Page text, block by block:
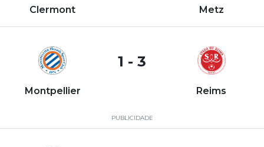
Clermont Metz
Montpellier
1 - 3
Reims
PUBLICIDADE